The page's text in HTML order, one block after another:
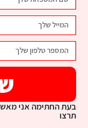
בעת החתימה אני
תרצו